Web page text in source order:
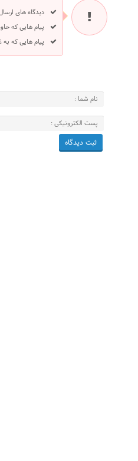
دیدگاه های
پیام هایی که
پیام هایی که